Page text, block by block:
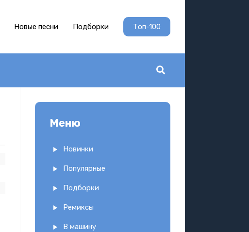
Новые песни Подборки Топ-100
Меню
Новинки
Популярные
Подборки
Ремиксы
В машину